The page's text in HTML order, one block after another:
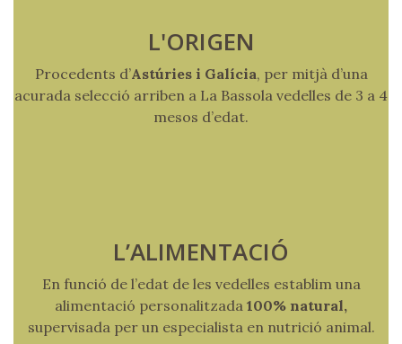
L'ORIGEN
Procedents d’Astúries i Galícia, per mitjà d’una
acurada selecció arriben a La Bassola vedelles de 3 a 4
mesos d’edat.
L’ALIMENTACIÓ
En funció de l’edat de les vedelles establim una
alimentació personalitzada 100% natural,
supervisada per un especialista en nutrició animal.